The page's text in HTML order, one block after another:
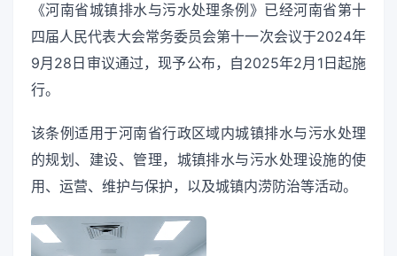
《河南省城镇排水与污水处理条例》已经河南省第十
四届人民代表大会常务委员会第十一次会议于2024年
9月28日审议通过，现予公布，自2025年2月1日起施
行。
该条例适用于河南省行政区域内城镇排水与污水处理
的规划、建设、管理，城镇排水与污水处理设施的使
用、运营、维护与保护，以及城镇内涝防治等活动。